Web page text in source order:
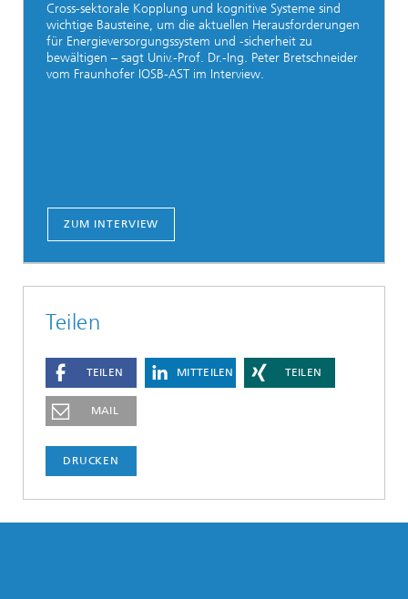
Cross-sektorale Kopplung und kognitive Systeme sind
wichtige Bausteine, um die aktuellen Herausforderungen
für Energieversorgungssystem und -sicherheit zu
bewältigen – sagt Univ.-Prof. Dr.-Ing. Peter Bretschneider
vom Fraunhofer IOSB-AST im Interview.
ZUM INTERVIEW
Teilen
TEILEN MITTEILEN TEILEN
MAIL
DRUCKEN